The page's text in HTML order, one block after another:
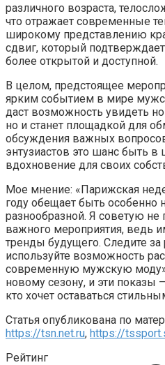
различного возраста,
что отражает современные
широкому представлению
сдвиг, который
более открытой и доступной.
В целом, предстоящее
ярким событием в мире
даст возможность увидеть
но и станет площадкой для
обсуждения важных
энтузиастов это шанс быть в
вдохновение для своих
Мое мнение: «Парижская
году обещает быть особенно
разнообразной. Я советую не
важного мероприятия, ведь
тренды будущего. Следите
используйте возможность
современную мужскую
новому сезону, и эти показы
кто хочет оставаться
Статья опубликована по
https://tsn.net.ru, https://
Рейтинг